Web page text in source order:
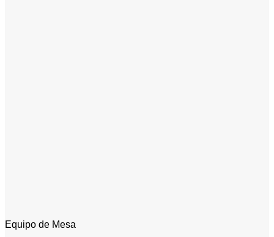
Equipo de Mesa